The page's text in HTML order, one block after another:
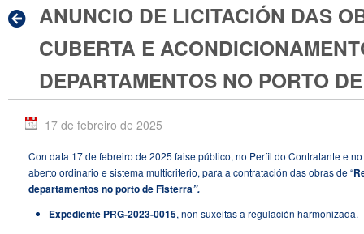
ANUNCIO DE LICITACIÓN DAS
CUBERTA E
DEPARTAMENTOS NO PORTO
17 de febreiro de 2025
Con data 17 de febreiro de 2025 faise público, no Perfil do Contratante e
aberto ordinario e sistema multicriterio, para a contratación das obras de “
departamentos no porto de Fisterra”.
Expediente PRG-2023-0015, non suxeitas a regulación harmonizada.